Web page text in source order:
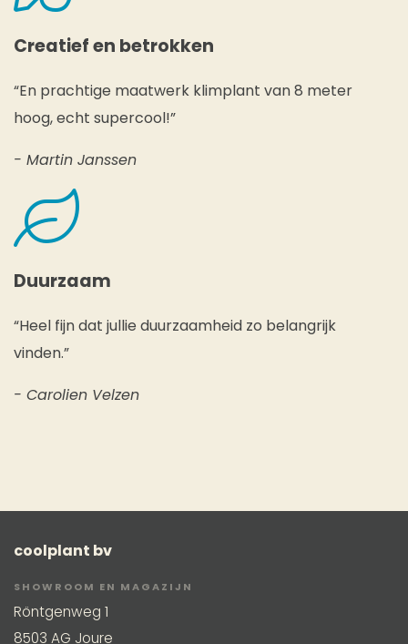
Creatief en betrokken
“En prachtige maatwerk klimplant van 8 meter
hoog, echt supercool!”
- Martin Janssen
Duurzaam
“Heel fijn dat jullie duurzaamheid zo belangrijk
vinden.”
- Carolien Velzen
coolplant bv
SHOWROOM EN MAGAZIJN
Röntgenweg 1
8503 AG Joure